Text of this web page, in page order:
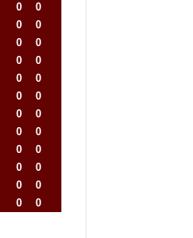
0
0
0
0
0
0
0
0
0
0
0
0
0
0
0
0
0
0
0
0
0
0
0
0